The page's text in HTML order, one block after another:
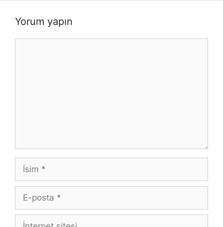
Yorum yapın
İsim
posta
İnternet